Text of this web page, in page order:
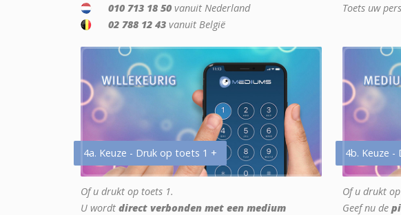
010 713 18 50 vanuit Nederland
02 788 12 43 vanuit België
Toets uw
4a. Keuze - Druk op toets 1 +
Of u drukt op toets 1.
U wordt direct verbonden met een medium
4b. Keuze
Of u drukt
Geef nu de